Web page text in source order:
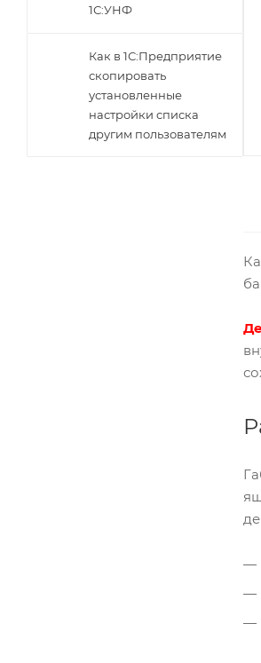
1С:УНФ
Как в 1С:Предприятие
скопировать
установленные
настройки списка
другим пользователям